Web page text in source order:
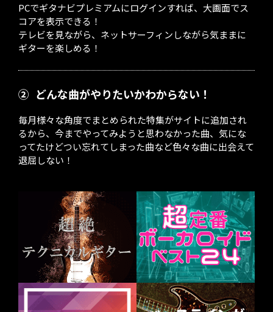
PCでギタナビプレミアムにログインすれば、大画面でス
コアを表示できる！
テレビを見ながら、ネットサーフィンしながら気ままに
ギターを楽しめる！
② どんな曲がやりたいかわからない！
毎月様々な角度でまとめられた特集がサイトに追加され
るから、今までやってみようと思わなかった曲、気にな
ってたけどつい忘れてしまった曲など色々な曲に出会えて
退屈しない！